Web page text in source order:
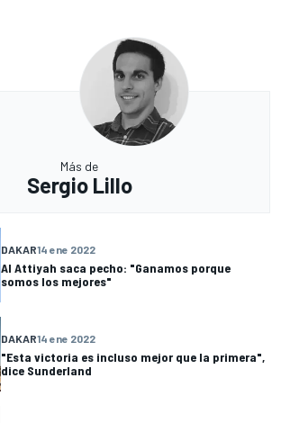
Más de
Sergio Lillo
DAKAR14 ene 2022
Al Attiyah saca pecho: "Ganamos porque
somos los mejores"
DAKAR14 ene 2022
"Esta victoria es incluso mejor que la primera",
dice Sunderland